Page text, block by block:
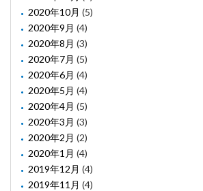
2020年10月 (5)
2020年9月 (4)
2020年8月 (3)
2020年7月 (5)
2020年6月 (4)
2020年5月 (4)
2020年4月 (5)
2020年3月 (3)
2020年2月 (2)
2020年1月 (4)
2019年12月 (4)
2019年11月 (4)